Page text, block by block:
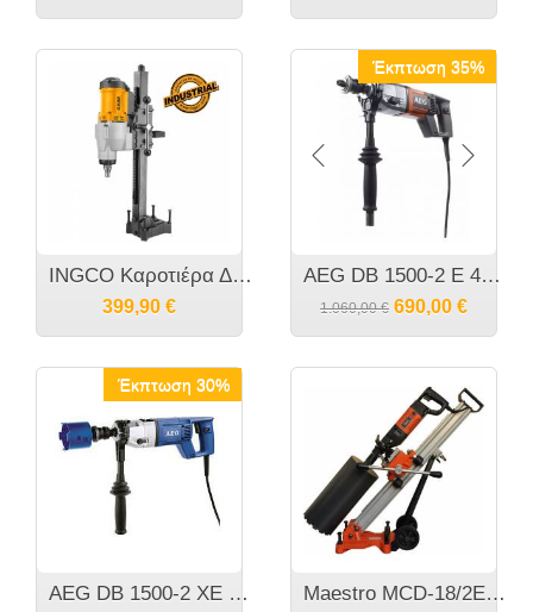
INGCO Καροτιέρα Διάτρησης Μονάδα Διαμαντοτρύπανου M22 μαζί με τον αντάπτορα Μ22 σε UNC 11/4" 3800Watt Φ230 DDM38001
399,90 €
Έκπτωση 35%
AEG DB 1500-2 E 4935412475 Δράπανο - Καροτιέρα Ξηράς Κοπής
1.060,00 € 690,00 €
Έκπτωση 30%
AEG DB 1500-2 XE Δράπανο καροτιέρα Maestro MCD-18/2EBM Καροτιέρα Διάτρησης